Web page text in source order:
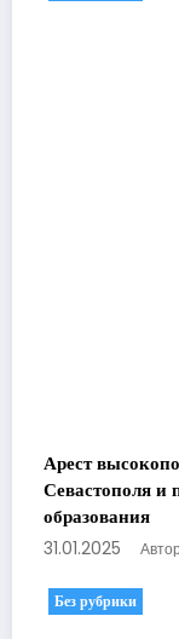
Арест
Севастополя и
образования
31.01.2025 Автор
Без рубрики